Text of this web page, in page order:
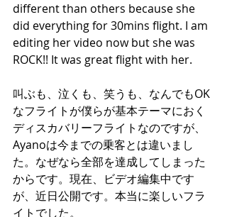
different than others because she
did everything for 30mins flight. I am
editing her video now but she was
ROCK!! It was great flight with her.
叫ぶも、泣くも、笑うも、なんでもOK
なフライトが僕らが基本テーマにおく
ディスカバリーフライトなのですが、
Ayanoは今までの乗客とは違いまし
た。なぜなら全部を達成してしまった
からです。現在、ビデオ編集中です
が、近日公開です。本当に楽しいフラ
イトでした。